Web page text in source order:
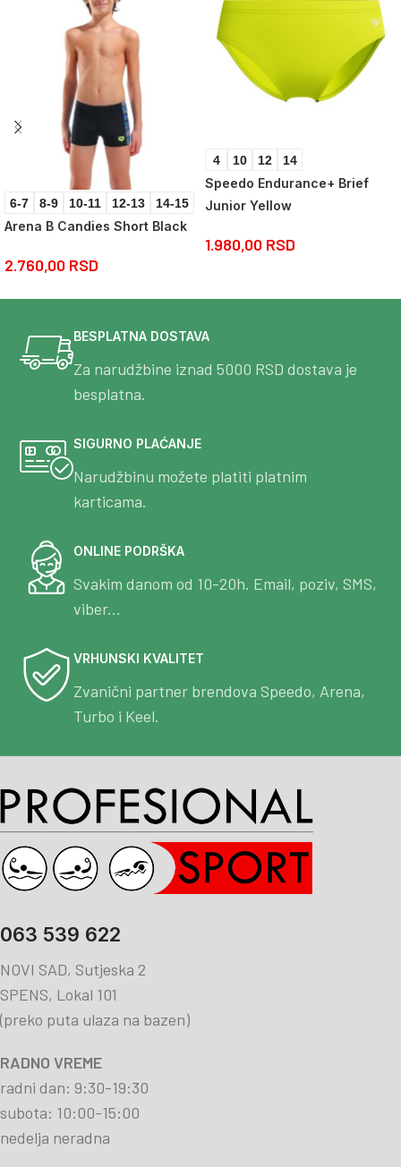
6-7 8-9 10-11 12-13 14-15
Arena B Candies Short Black
2.760,00 RSD
4 10 12 14
Speedo Endurance+ Brief
Junior Yellow
1.980,00 RSD
BESPLATNA DOSTAVA
Za narudžbine iznad 5000 RSD dostava je
besplatna.
SIGURNO PLAĆANJE
Narudžbinu možete platiti platnim
karticama.
ONLINE PODRŠKA
Svakim danom od 10-20h. Email, poziv, SMS,
viber...
VRHUNSKI KVALITET
Zvanični partner brendova Speedo, Arena,
Turbo i Keel.
063 539 622
NOVI SAD, Sutjeska 2
SPENS, Lokal 101
(preko puta ulaza na bazen)
RADNO VREME
radni dan: 9:30-19:30
subota: 10:00-15:00
nedelja neradna